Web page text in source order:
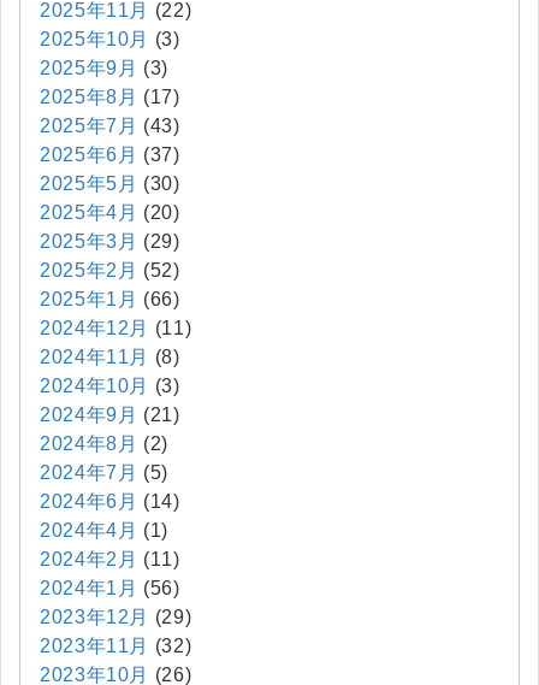
2025年11月
(22)
2025年10月
(3)
2025年9月 (3)
2025年8月 (17)
2025年7月 (43)
2025年6月 (37)
2025年5月 (30)
2025年4月 (20)
2025年3月 (29)
2025年2月 (52)
2025年1月 (66)
2024年12月
(11)
2024年11月
(8)
2024年10月
(3)
2024年9月 (21)
2024年8月 (2)
2024年7月 (5)
2024年6月 (14)
2024年4月 (1)
2024年2月 (11)
2024年1月 (56)
2023年12月
(29)
2023年11月
(32)
2023年10月
(26)